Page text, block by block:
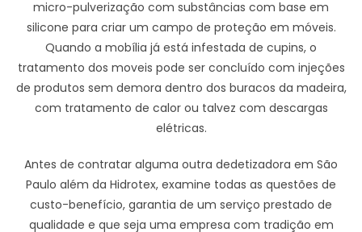
micro-pulverização com substâncias com base em
silicone para criar um campo de proteção em móveis.
Quando a mobília já está infestada de cupins, o
tratamento dos moveis pode ser concluído com injeções
de produtos sem demora dentro dos buracos da madeira,
com tratamento de calor ou talvez com descargas
elétricas.
Antes de contratar alguma outra dedetizadora em São
Paulo além da Hidrotex, examine todas as questões de
custo-benefício, garantia de um serviço prestado de
qualidade e que seja uma empresa com tradição em